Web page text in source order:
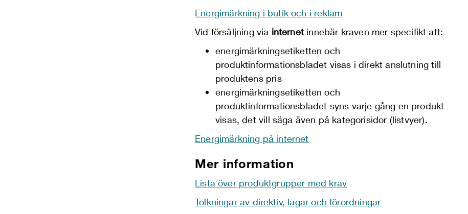
Energimärkning i butik och i reklam
Vid försäljning via internet innebär kraven mer specifikt att:
energimärkningsetiketten och
produktinformationsbladet visas i direkt anslutning till
produktens pris
energimärkningsetiketten och
produktinformationsbladet syns varje gång en produkt
visas, det vill säga även på kategorisidor (listvyer).
Energimärkning på internet
Mer information
Lista över produktgrupper med krav
Tolkningar av direktiv, lagar och förordningar